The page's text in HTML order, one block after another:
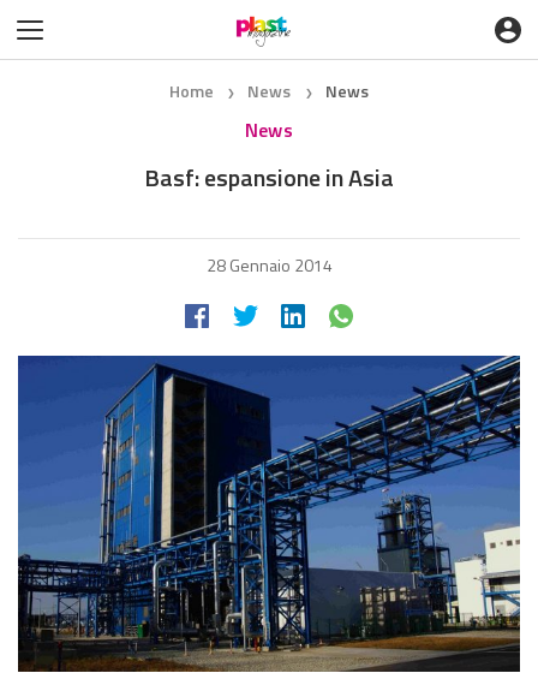
Home ❯ News ❯ News
News
Basf: espansione in Asia
28 Gennaio 2014